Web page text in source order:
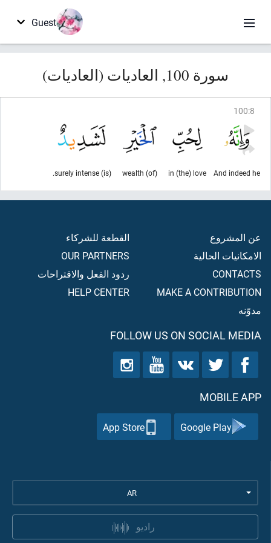
Guest
سورة 100, العاديات (العاديات)
100:8
And indeed he
in (the) love
(of) wealth
(is) surely intense.
عن المشروع
الامكانيات الحالية
CONTACTS
MAKE A CONTRIBUTION
مدوّنه
القطعة للشركاء
OUR PARTNERS
ردود الفعل والاقتراحات
HELP CENTER
FOLLOW US ON SOCIAL MEDIA
MOBILE APP
Google Play
App Store
AR
راديو